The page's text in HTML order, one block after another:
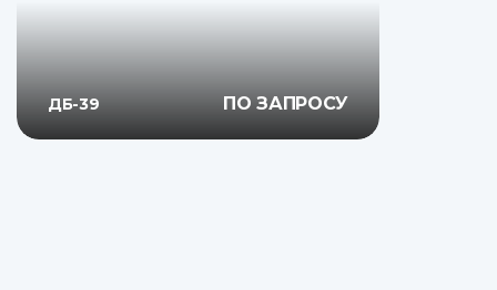
ДБ-39 ПО ЗАПРОСУ